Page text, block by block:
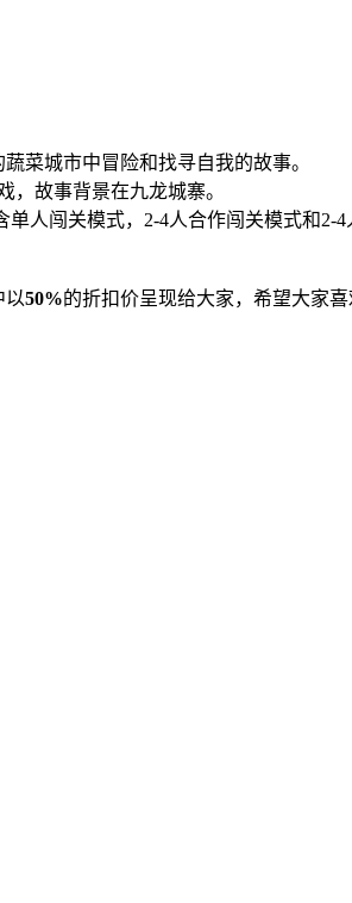
菜城市中冒险和找寻自我的故事。
，故事背景在九龙城寨。
人闯关模式，2-4人合作闯关模式和
以50%的折扣价呈现给大家，希望大家喜